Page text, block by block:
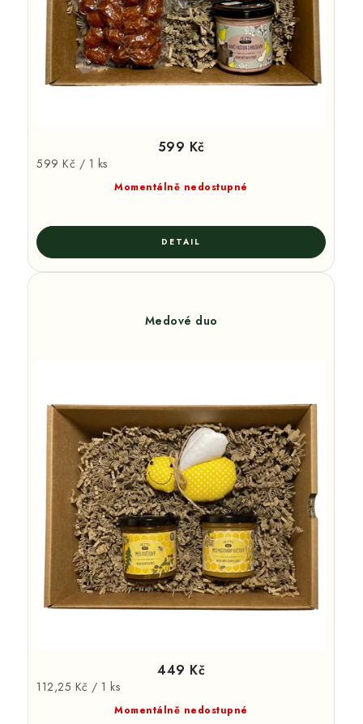
Momentálně nedostupné
599 Kč
Měrná
599 Kč / 1 ks
Medové duo
Momentálně nedostupné
449 Kč
Měrná
112,25 Kč / 1 ks